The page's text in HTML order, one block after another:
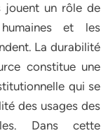
jouent un rôle de
et les
La durabilité
constitue une
qui se
des usages des
Dans cette